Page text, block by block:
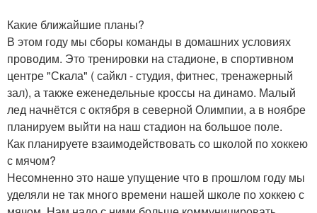
Какие ближайшие планы?
В этом году мы сборы команды в домашних условиях
проводим. Это тренировки на стадионе, в спортивном
центре "Скала" ( сайкл - студия, фитнес, тренажерный
зал), а также еженедельные кроссы на динамо. Малый
лед начнётся с октября в северной Олимпии, а в ноябре
планируем выйти на наш стадион на большое поле.
Как планируете взаимодействовать со школой по хоккею
с мячом?
Несомненно это наше упущение что в прошлом году мы
уделяли не так много времени нашей школе по хоккею с